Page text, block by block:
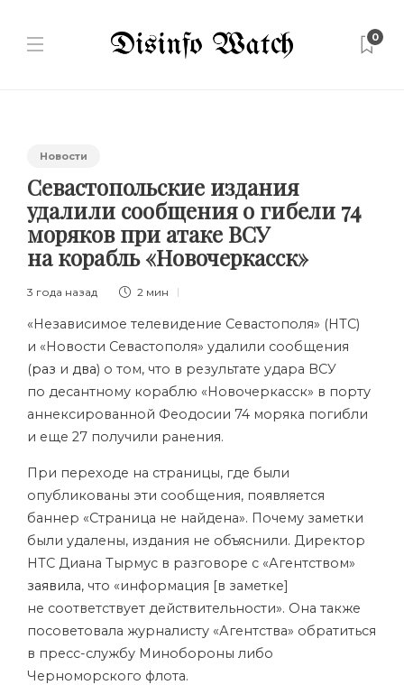
0
Новости
Севастопольские издания
удалили сообщения о гибели 74
моряков при атаке ВСУ
на корабль «Новочеркасск»
3 года назад 2 мин
«Независимое телевидение Севастополя» (НТС)
и «Новости Севастополя» удалили сообщения
(раз и два) о том, что в результате удара ВСУ
по десантному кораблю «Новочеркасск» в порту
аннексированной Феодосии 74 моряка погибли
и еще 27 получили ранения.
При переходе на страницы, где были
опубликованы эти сообщения, появляется
баннер «Страница не найдена». Почему заметки
были удалены, издания не объяснили. Директор
НТС Диана Тырмус в разговоре с «Агентством»
заявила, что «информация [в заметке]
не соответствует действительности». Она также
посоветовала журналисту «Агентства» обратиться
в пресс-службу Минобороны либо
Черноморского флота.